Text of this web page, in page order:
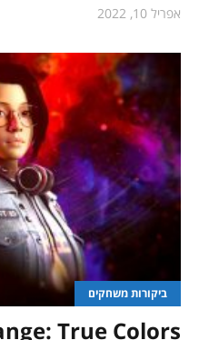
אפריל 10, 2022
ביקורות משחקים